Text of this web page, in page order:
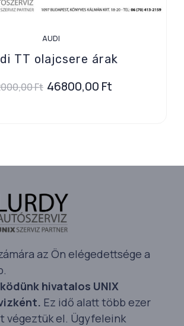
AUDI
TT olajcsere árak
Ft 46800,00 Ft
az Ön elégedettsége a
hivatalos UNIX
Ez idő alatt több ezer
végeztük el. Ügyfeleink